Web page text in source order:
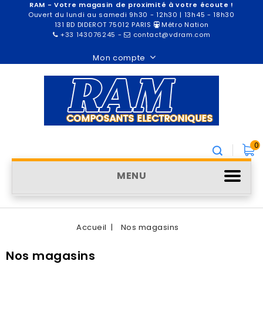
RAM - Votre magasin de proximité à votre écoute !
Ouvert du lundi au samedi 9h30 - 12h30 | 13h45 - 18h30
131 BD DIDEROT 75012 PARIS
Métro Nation
+33 143076245 - contact@vdram.com
Mon compte
0
MENU
Accueil Nos magasins
Nos magasins